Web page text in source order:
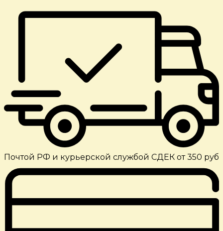
Почтой РФ и курьерской службой СДЕК от 350 руб